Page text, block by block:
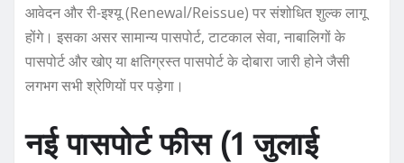
आवेदन और री-इश्यू (Renewal/Reissue) पर संशोधित शुल्क लागू
होंगे। इसका असर सामान्य पासपोर्ट, टाटकाल सेवा, नाबालिगों के
पासपोर्ट और खोए या क्षतिग्रस्त पासपोर्ट के दोबारा जारी होने जैसी
लगभग सभी श्रेणियों पर पड़ेगा।
नई पासपोर्ट फीस (1 जुलाई